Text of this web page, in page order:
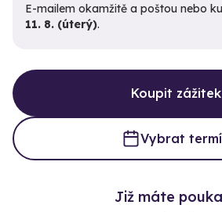
E-mailem okamžitě a poštou nebo
11. 8. (úterý).
Koupit zážitek
Vybrat
Již máte